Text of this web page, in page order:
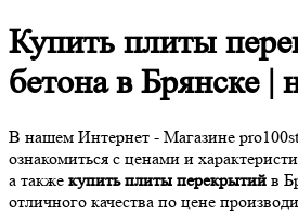
Купить плиты
бетона в Брянске |
В нашем Интернет - Магазине
ознакомиться с ценами и
а также купить плиты перекрытий в
отличного качества по цене